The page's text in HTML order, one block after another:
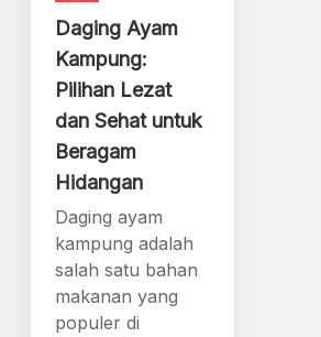
Daging Ayam
Kampung:
Pilihan Lezat
dan Sehat untuk
Beragam
Hidangan
Daging ayam
kampung adalah
salah satu bahan
makanan yang
populer di